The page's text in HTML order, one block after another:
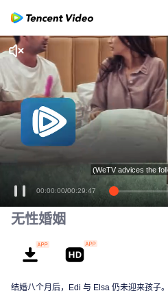
享受流畅
00:00:00/00:29:47
(WeTV advices the
无性婚姻
结婚八个月后，Edi 与 Elsa 仍未迎来孩子